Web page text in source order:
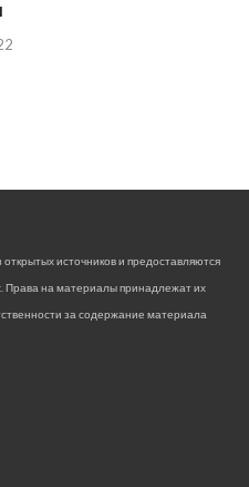
источников и предоставляются
Права на материалы принадлежат их
за содержание материала